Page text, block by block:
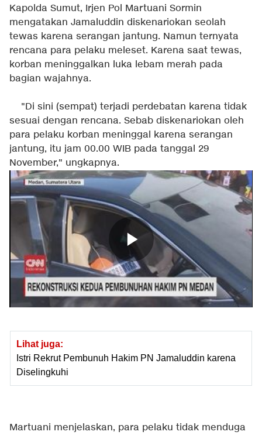
Kapolda Sumut, Irjen Pol Martuani Sormin
mengatakan Jamaluddin diskenariokan seolah
tewas karena serangan jantung. Namun ternyata
rencana para pelaku meleset. Karena saat tewas,
korban meninggalkan luka lebam merah pada
bagian wajahnya.
"Di sini (sempat) terjadi perdebatan karena tidak
sesuai dengan rencana. Sebab diskenariokan oleh
para pelaku korban meninggal karena serangan
jantung, itu jam 00.00 WIB pada tanggal 29
November," ungkapnya.
Lihat juga:
Istri Rekrut Pembunuh Hakim PN Jamaluddin karena
Diselingkuhi
Martuani menjelaskan, para pelaku tidak menduga